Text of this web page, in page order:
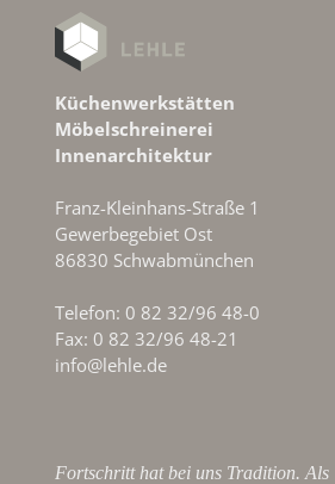
Küchenwerkstätten
Möbelschreinerei
Innenarchitektur
Franz-Kleinhans-Straße 1
Gewerbegebiet Ost
86830 Schwabmünchen
Telefon: 0 82 32/96 48-0
Fax: 0 82 32/96 48-21
info@lehle.de
Fortschritt hat bei uns Tradition. Als